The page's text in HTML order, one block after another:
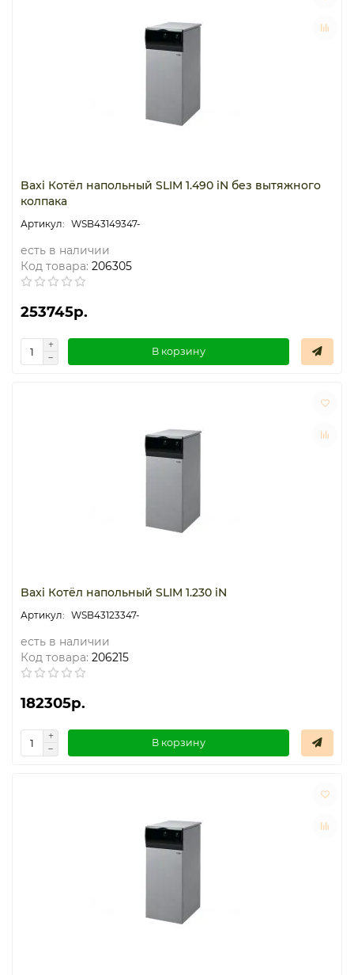
Baxi Котёл напольный SLIM 1.490 iN без вытяжного
колпака
WSB43149347-
есть в наличии
Код товара: 206305
253745р.
В корзину
Baxi Котёл напольный SLIM 1.230 iN
WSB43123347-
есть в наличии
Код товара: 206215
182305р.
В корзину